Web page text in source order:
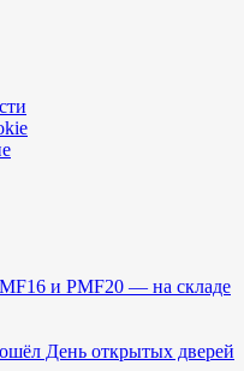
и PMF20 — на складе
День открытых дверей